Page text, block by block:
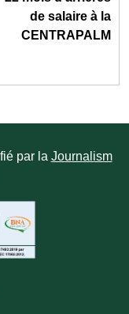
de salaire à la
CENTRAPALM
par la Journalism